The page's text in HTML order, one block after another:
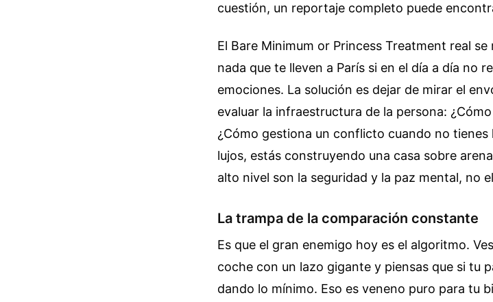
cuestión, un reportaje completo puede
El Bare Minimum or Princess Treatment real
nada que te lleven a París si en el día a día no
emociones. La solución es dejar de mirar el
evaluar la infraestructura de la persona:
¿Cómo gestiona un conflicto cuando no
lujos, estás construyendo una casa sobre
alto nivel son la seguridad y la paz mental, no
La trampa de la comparación constante
Es que el gran enemigo hoy es el algoritmo.
coche con un lazo gigante y piensas que si tu
dando lo mínimo. Eso es veneno puro para tu